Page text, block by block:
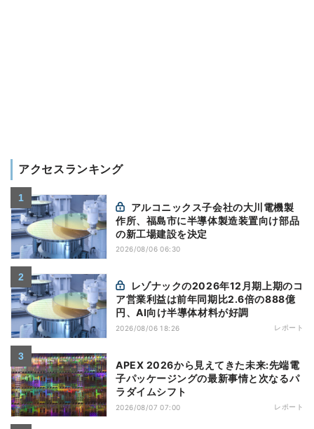
アクセスランキング
作所、福島市に半導体製造装置向け部品
の新工場建設を決定
2026/08/06 06:30
ア営業利益は前年同期比2.6倍の888億
円、AI向け半導体材料が好調
2026/08/06 18:26 レポート
APEX 2026から見えてきた未来:先端電
子パッケージングの最新事情と次なるパ
ラダイムシフト
2026/08/07 07:00 レポート